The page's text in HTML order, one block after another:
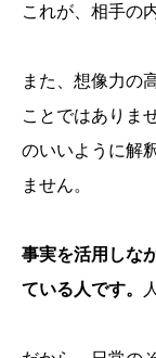
これが、相手の
また、想像力の
ことではありま
のいいように解
ません。
事実を活用しな
ている人です。